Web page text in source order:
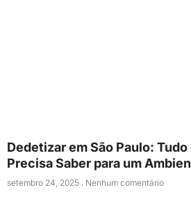
Dedetizar em São Paulo: Tudo
Precisa Saber para um
setembro 24, 2025 Nenhum comentário